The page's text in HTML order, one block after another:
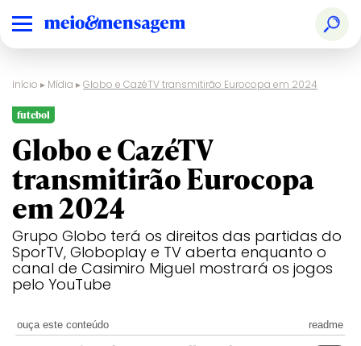
Início ▸ Mídia ▸Globo e CazéTV transmitirão Eurocopa em 2024
futebol
Globo e CazéTV
transmitirão Eurocopa
em 2024
Grupo Globo terá os direitos das partidas do
SporTV, Globoplay e TV aberta enquanto o
canal de Casimiro Miguel mostrará os jogos
pelo YouTube
ouça este conteúdo readme